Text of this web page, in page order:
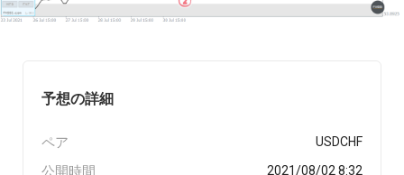
予想の詳細
ペア USDCHF
2021/08/02 8:32